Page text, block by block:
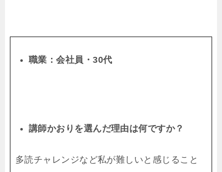
職業：会社員・30代
講師かおりを選んだ理由は何ですか？
多読チャレンジなど私が難しいと感じること